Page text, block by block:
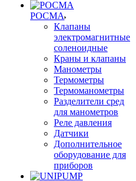
РОСМА
Клапаны
электромагнитные
соленоидные
Краны и клапаны
Манометры
Термометры
Термоманометры
Разделители сред
для манометров
Реле давления
Датчики
Дополнительное
оборудование для
приборов